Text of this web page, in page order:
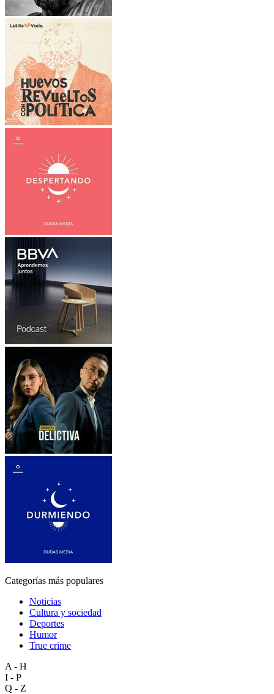
Categorías más populares
Noticias
Cultura y sociedad
Deportes
Humor
True crime
A - H
I - P
Q - Z